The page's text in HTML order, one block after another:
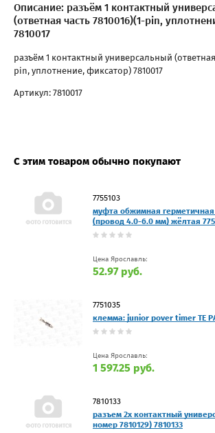
Описание: разъём 1 контактный
(ответная часть 7810016)(1-pin,
7810017
разъём 1 контактный универсальный (ответная
pin, уплотнение, фиксатор) 7810017
Артикул: 7810017
С этим товаром обычно покупают
7755103
муфта обжимная
(провод 4.0-6.0 мм) жёлтая
Цена Ярославль:
52.97 руб.
7751035
клемма: junior pover timer TE
Цена Ярославль:
1 597.25 руб.
7810133
разъем 2х контактный
номер 7810129) 7810133